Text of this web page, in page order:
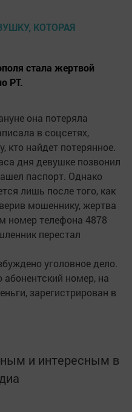
стала жертвой
РТ.
она потеряла
в соцсетях,
кто найдет потерянное.
дня девушке позвонил
паспорт. Однако
лишь после того, как
мошеннику, жертва
номер телефона 4878
перестал
уголовное дело.
абонентский номер, на
зарегистрирован в
и интересным в